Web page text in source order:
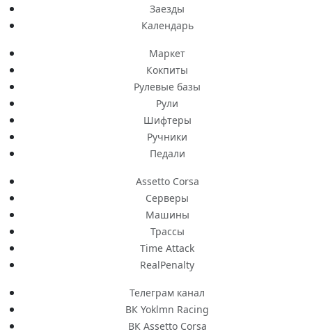
Заезды
Календарь
Маркет
Кокпиты
Рулевые базы
Рули
Шифтеры
Ручники
Педали
Assetto Corsa
Серверы
Машины
Трассы
Time Attack
RealPenalty
Телеграм канал
ВК Yoklmn Racing
ВК Assetto Corsa